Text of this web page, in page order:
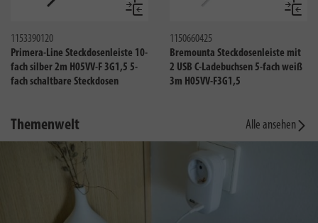
Vergleichen
1153390120
Primera-Line Steckdosenleiste 10-
fach silber 2m H05VV-F 3G1,5 5-
fach schaltbare Steckdosen
1150660425
Bremounta Steckdosenleiste mit
2 USB C-Ladebuchsen 5-fach weiß
3m H05VV-F3G1,5
Themenwelt Alle ansehen